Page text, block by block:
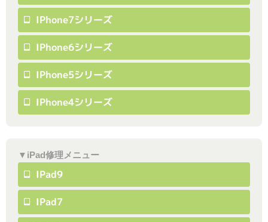
IPhone7シリーズ
IPhone6シリーズ
IPhone5シリーズ
IPhone4シリーズ
▼iPad修理メニュー
IPad9
IPad7